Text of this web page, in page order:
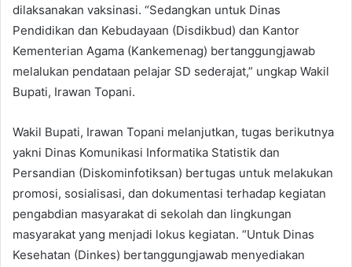
dilaksanakan vaksinasi. “Sedangkan untuk Dinas
Pendidikan dan Kebudayaan (Disdikbud) dan Kantor
Kementerian Agama (Kankemenag) bertanggungjawab
melalukan pendataan pelajar SD sederajat,” ungkap Wakil
Bupati, Irawan Topani.
Wakil Bupati, Irawan Topani melanjutkan, tugas berikutnya
yakni Dinas Komunikasi Informatika Statistik dan
Persandian (Diskominfotiksan) bertugas untuk melakukan
promosi, sosialisasi, dan dokumentasi terhadap kegiatan
pengabdian masyarakat di sekolah dan lingkungan
masyarakat yang menjadi lokus kegiatan. “Untuk Dinas
Kesehatan (Dinkes) bertanggungjawab menyediakan